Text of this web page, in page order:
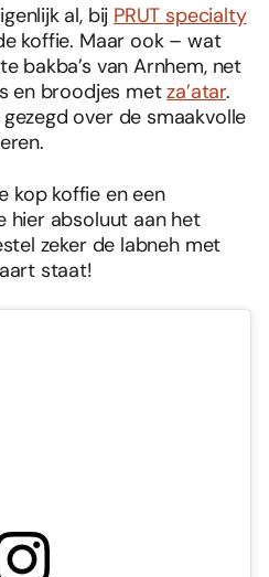
al, bij PRUT specialty
koffie. Maar ook – wat
bakba’s van Arnhem, net
en broodjes metza’atar.
over de smaakvolle
kop koffie en een
hier absoluut aan het
zeker de labneh met
staat!